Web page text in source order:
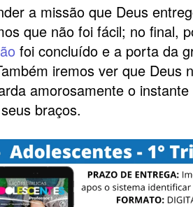
a missão que Deus
que não foi fácil; no final,
foi concluído e a porta da
iremos ver que Deus
amorosamente o
braços.